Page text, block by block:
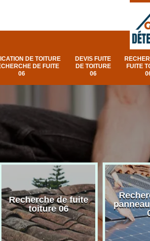
DE TOITURE
DE FUITE
06
DEVIS FUITE
DE TOITURE
06
FUITE
Recherche de fuite
toiture 06